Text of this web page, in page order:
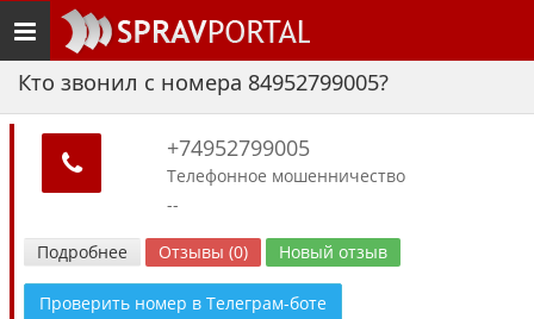
Toggle
navigation
Кто звонил с номера 84952799005?
+74952799005
Телефонное мошенничество
--
Подробнее Отзывы (0) Новый отзыв
Проверить номер в Телеграм-боте